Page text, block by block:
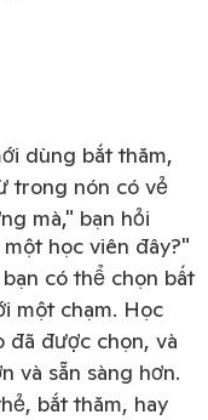
dùng bắt thăm,
trong nón có vẻ
mà," bạn hỏi
học viên đây?"
có thể chọn bất
một chạm. Học
đã được chọn, và
và sẵn sàng hơn.
bắt thăm, hay